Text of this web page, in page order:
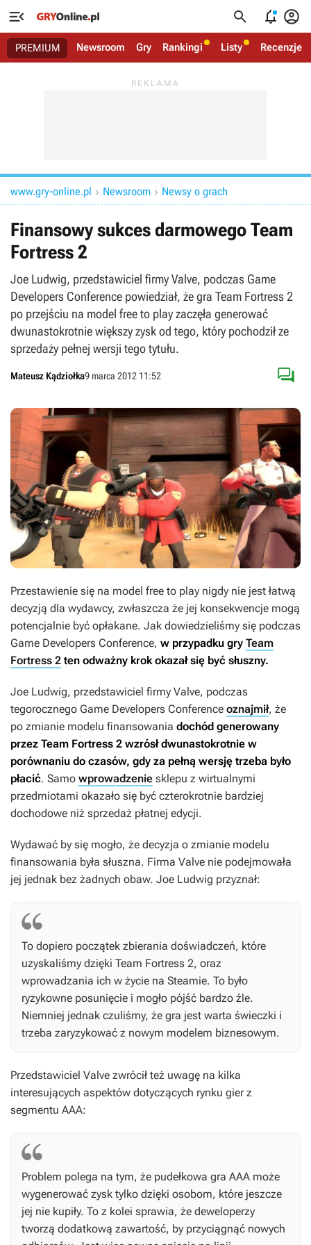
   
PREMIUM Newsroom Gry Rankingi Listy Recenzje
www.gry-online.pl  Newsroom  Newsy o grach
Finansowy sukces darmowego Team
Fortress 2
Joe Ludwig, przedstawiciel firmy Valve, podczas Game
Developers Conference powiedział, że gra Team Fortress 2
po przejściu na model free to play zaczęła generować
dwunastokrotnie większy zysk od tego, który pochodził ze
sprzedaży pełnej wersji tego tytułu.
Mateusz Kądziołka9 marca 2012 11:52 
Przestawienie się na model free to play nigdy nie jest łatwą
decyzją dla wydawcy, zwłaszcza że jej konsekwencje mogą
potencjalnie być opłakane. Jak dowiedzieliśmy się podczas
Game Developers Conference, w przypadku gry Team
Fortress 2 ten odważny krok okazał się być słuszny.
Joe Ludwig, przedstawiciel firmy Valve, podczas
tegorocznego Game Developers Conference oznajmił, że
po zmianie modelu finansowania dochód generowany
przez Team Fortress 2 wzrósł dwunastokrotnie w
porównaniu do czasów, gdy za pełną wersję trzeba było
płacić. Samo wprowadzenie sklepu z wirtualnymi
przedmiotami okazało się być czterokrotnie bardziej
dochodowe niż sprzedaż płatnej edycji.
Wydawać by się mogło, że decyzja o zmianie modelu
finansowania była słuszna. Firma Valve nie podejmowała
jej jednak bez żadnych obaw. Joe Ludwig przyznał:
To dopiero początek zbierania doświadczeń, które
uzyskaliśmy dzięki Team Fortress 2, oraz
wprowadzania ich w życie na Steamie. To było
ryzykowne posunięcie i mogło pójść bardzo źle.
Niemniej jednak czuliśmy, że gra jest warta świeczki i
trzeba zaryzykować z nowym modelem biznesowym.
Przedstawiciel Valve zwrócił też uwagę na kilka
interesujących aspektów dotyczących rynku gier z
segmentu AAA:
Problem polega na tym, że pudełkowa gra AAA może
wygenerować zysk tylko dzięki osobom, które jeszcze
jej nie kupiły. To z kolei sprawia, że deweloperzy
tworzą dodatkową zawartość, by przyciągnąć nowych